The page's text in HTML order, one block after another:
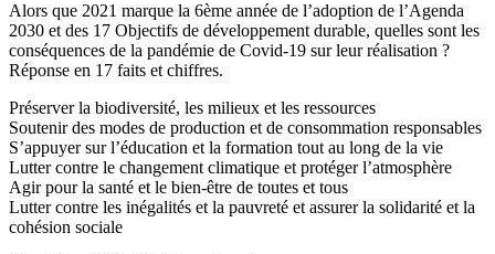
Alors que 2021 marque la 6ème année de l’adoption de l’Agenda
2030 et des 17 Objectifs de développement durable, quelles sont les
conséquences de la pandémie de Covid-19 sur leur réalisation ?
Réponse en 17 faits et chiffres.
Préserver la biodiversité, les milieux et les ressources
Soutenir des modes de production et de consommation responsables
S’appuyer sur l’éducation et la formation tout au long de la vie
Lutter contre le changement climatique et protéger l’atmosphère
Agir pour la santé et le bien-être de toutes et tous
Lutter contre les inégalités et la pauvreté et assurer la solidarité et la
cohésion sociale